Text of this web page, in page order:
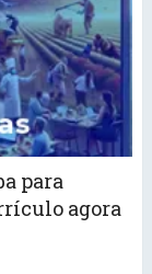
para
agora